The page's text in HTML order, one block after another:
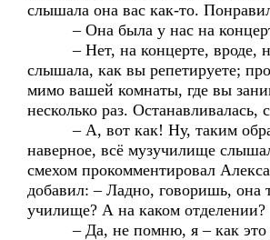
слышала она вас как-то.
– Она была у нас на
– Нет, на концерте, вроде,
слышала, как вы репетируете;
мимо вашей комнаты, где вы
несколько раз. Останавливалась,
– А, вот как! Ну, таким
наверное, всё музучилище
смехом прокомментировал
добавил: – Ладно, говоришь, она
училище? А на каком отделении?
– Да, не помню, я – как это